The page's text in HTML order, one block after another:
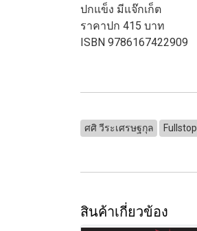
ปกแข็ง มีแจ๊กเก็ต
ราคาปก 415 บาท
ISBN 9786167422909
ศศิ วีระเศรษฐกุล Fullstop
สินค้าเกี่ยวข้อง